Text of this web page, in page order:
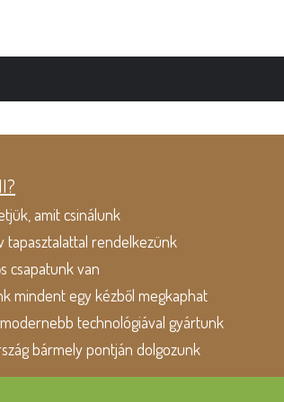
amit csinálunk
tapasztalattal rendelkezünk
csapatunk van
mindent egy kézből megkaphat
technológiával gyártunk
bármely pontján dolgozunk